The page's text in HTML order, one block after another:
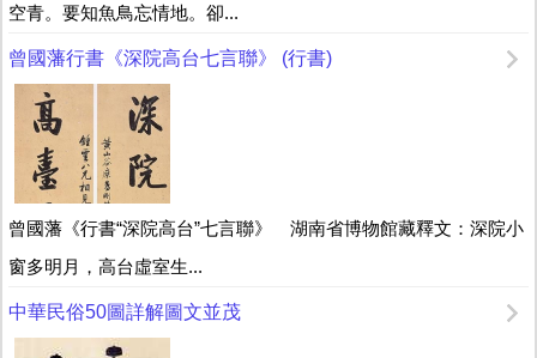
空青。要知魚鳥忘情地。卻...
曾國藩行書《深院高台七言聯》 (行書)
曾國藩《行書“深院高台”七言聯》 湖南省博物館藏釋文：深院小
窗多明月，高台虛室生...
中華民俗50圖詳解圖文並茂